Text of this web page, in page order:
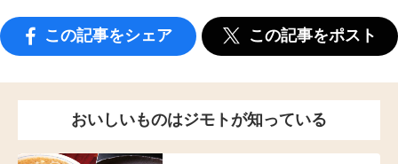
この記事をシェア この記事をポスト
おいしいものはジモトが知っている